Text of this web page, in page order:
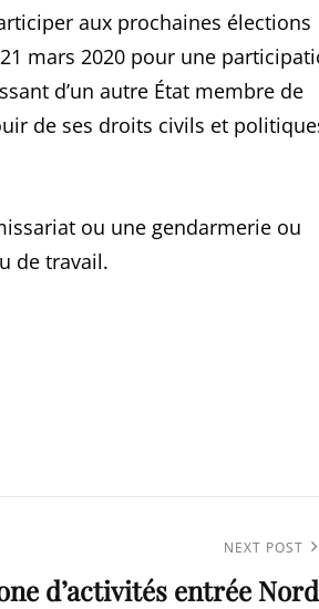
aux prochaines élections
mars 2020 pour une
d’un autre État membre de
de ses droits civils et
ou une gendarmerie ou
de travail.
NEXT POST
d’activités entrée Nord